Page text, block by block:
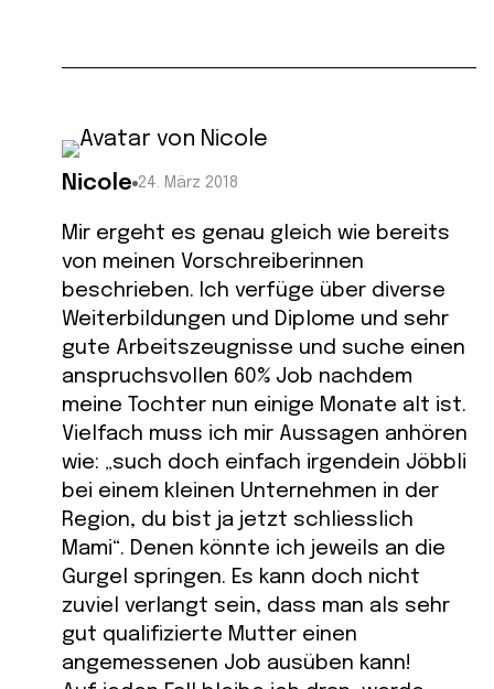
Nicole 24. März 2018
Mir ergeht es genau gleich wie bereits
von meinen Vorschreiberinnen
beschrieben. Ich verfüge über diverse
Weiterbildungen und Diplome und sehr
gute Arbeitszeugnisse und suche einen
anspruchsvollen 60% Job nachdem
meine Tochter nun einige Monate alt ist.
Vielfach muss ich mir Aussagen anhören
wie: „such doch einfach irgendein Jöbbli
bei einem kleinen Unternehmen in der
Region, du bist ja jetzt schliesslich
Mami“. Denen könnte ich jeweils an die
Gurgel springen. Es kann doch nicht
zuviel verlangt sein, dass man als sehr
gut qualifizierte Mutter einen
angemessenen Job ausüben kann!